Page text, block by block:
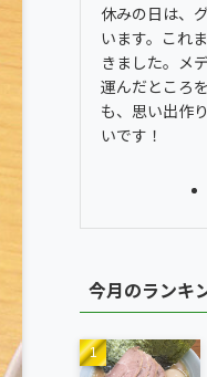
休みの日は、
います。これ
きました。メ
運んだところ
も、思い出作
いです！
今月のランキ